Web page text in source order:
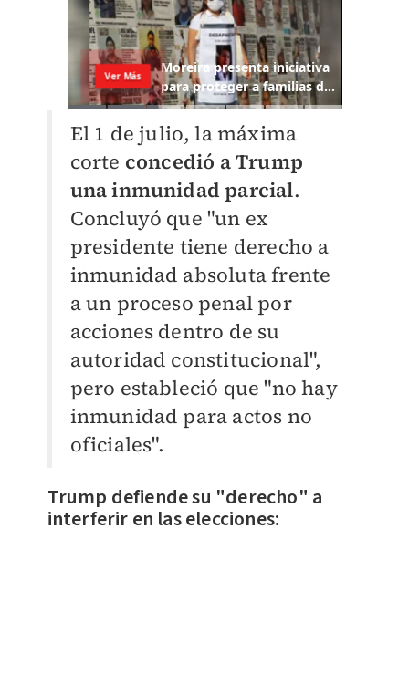
El 1 de julio, la máxima
corte concedió a Trump
una inmunidad parcial.
Concluyó que "un ex
presidente tiene derecho a
inmunidad absoluta frente
a un proceso penal por
acciones dentro de su
autoridad constitucional",
pero estableció que "no hay
inmunidad para actos no
oficiales".
Trump defiende su "derecho" a
interferir en las elecciones: